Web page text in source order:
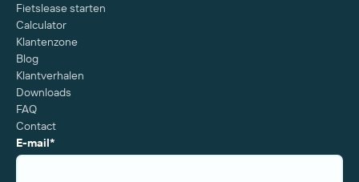
Fietslease starten
Calculator
Klantenzone
Blog
Klantverhalen
Downloads
FAQ
Contact
E-mail*